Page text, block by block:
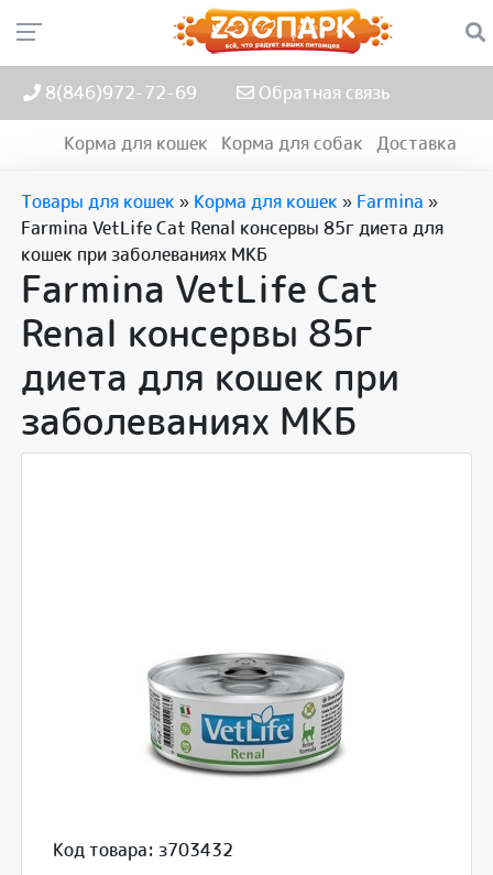
8(846)972-72-69 Обратная связь
Корма для кошек Корма для собак Доставка
Товары для кошек » Корма для кошек » Farmina »
Farmina VetLife Cat Renal консервы 85г диета для
кошек при заболеваниях МКБ
Farmina VetLife Cat
Renal консервы 85г
диета для кошек при
заболеваниях МКБ
Код товара: з703432